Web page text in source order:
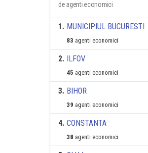
de agenti economici
1. MUNICIPIUL BUCURESTI
83 agenti economici
2. ILFOV
45 agenti economici
3. BIHOR
39 agenti economici
4. CONSTANTA
38 agenti economici